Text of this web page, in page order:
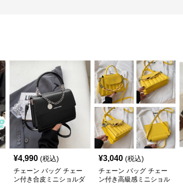
¥4,990 (税込)
チェーン バッグ チェー
ン付き合皮ミニショルダ
¥3,040 (税込)
チェーン バッグ チェー
ン付き高級感ミニショル